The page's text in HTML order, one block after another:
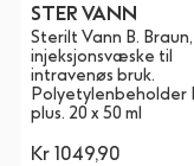
STER VANN
Sterilt Vann B. Braun,
injeksjonsvæske til
intravenøs bruk.
Polyetylenbeholder
plus. 20 x 50 ml
Kr 1049,90